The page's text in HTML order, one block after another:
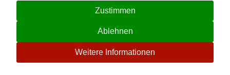
☉
Zustimmen
Ablehnen
Weitere Informationen